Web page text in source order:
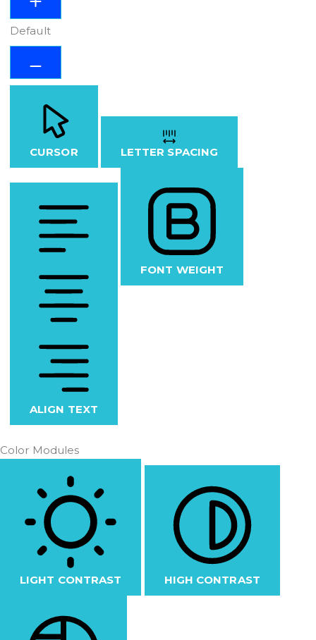
Default
CURSOR LETTER SPACING
ALIGN TEXT
FONT WEIGHT
Color Modules
LIGHT CONTRAST HIGH CONTRAST